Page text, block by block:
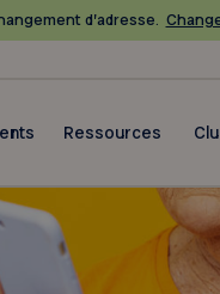
d’adresse.
Ressources